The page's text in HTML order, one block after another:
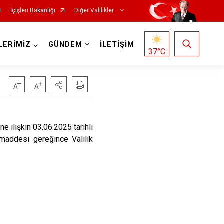
İçişleri Bakanlığı Diğer Valilikler
GÜNDEM İLETİŞİM
37°C
ilişkin 03.06.2025 tarihli
gereğince Valilik